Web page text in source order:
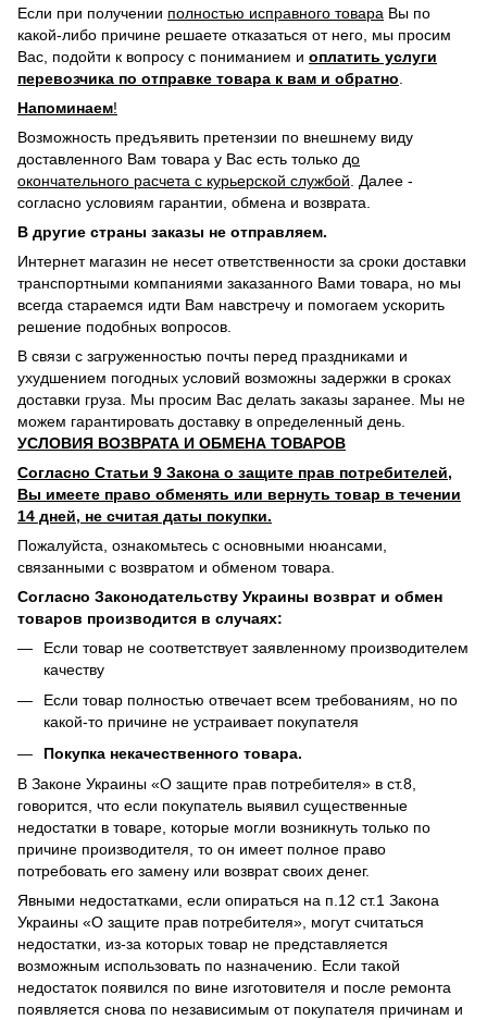
Если при получении полностью исправного товара Вы по
какой-либо причине решаете отказаться от него, мы просим
Вас, подойти к вопросу с пониманием и оплатить услуги
перевозчика по отправке товара к вам и обратно
Напоминаем!
Возможность предъявить претензии по внешнему виду
доставленного Вам товара у Вас есть только до
окончательного расчета с курьерской службой . Далее -
согласно условиям гарантии, обмена и возврата.
В другие страны заказы не отправляем.
Интернет магазин не несет ответственности за сроки доставки
транспортными компаниями заказанного Вами товара, но мы
всегда стараемся идти Вам навстречу и помогаем ускорить
решение подобных вопросов.
В связи с загруженностью почты перед праздниками и
ухудшением погодных условий возможны задержки в сроках
доставки груза. Мы просим Вас делать заказы заранее. Мы не
можем гарантировать доставку в определенный день.
УСЛОВИЯ ВОЗВРАТА И ОБМЕНА ТОВАРОВ
Согласно Статьи 9 Закона о защите прав потребителей,
Вы имеете право обменять или вернуть товар в течении
14 дней, не считая даты покупки.
Пожалуйста, ознакомьтесь с основными нюансами,
связанными с возвратом и обменом товара.
Согласно Законодательству Украины возврат и обмен
товаров производится в случаях:
Если товар не соответствует заявленному производителем
качеству
Если товар полностью отвечает всем требованиям, но по
какой-то причине не устраивает покупателя
Покупка некачественного товара.
В Законе Украины «О защите прав потребителя» в ст.8,
говорится, что если покупатель выявил существенные
недостатки в товаре, которые могли возникнуть только по
причине производителя, то он имеет полное право
потребовать его замену или возврат своих денег.
Явными недостатками, если опираться на п.12 ст.1 Закона
Украины «О защите прав потребителя», могут считаться
недостатки, из-за которых товар не представляется
возможным использовать по назначению. Если такой
недостаток появился по вине изготовителя и после ремонта
появляется снова по независимым от покупателя причинам и